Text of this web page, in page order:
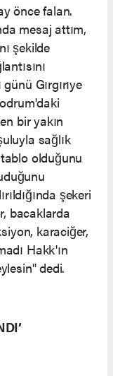
önce falan.
mesaj attım,
şekilde
Gırgırıye
bir yakın
sağlık
olduğunu
şekeri
bacaklarda
karaciğer,
Hakk'ın
dedi.